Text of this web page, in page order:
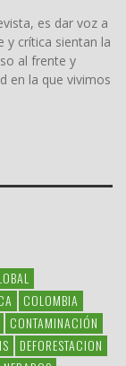
es dar voz a
y crítica sientan la
al frente y
en la que vivimos
COLOMBIA
CONTAMINACIÓN
DEFORESTACION